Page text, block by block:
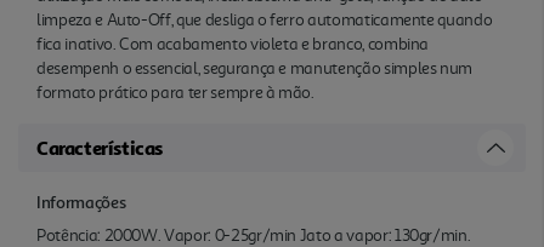
limpeza e Auto-Off, que desliga o ferro automaticamente quando
fica inativo. Com acabamento violeta e branco, combina
desempenh o essencial, segurança e manutenção simples num
formato prático para ter sempre à mão.
Características
Informações
Potência: 2000W. Vapor: 0-25gr/min Jato a vapor: 130gr/min.